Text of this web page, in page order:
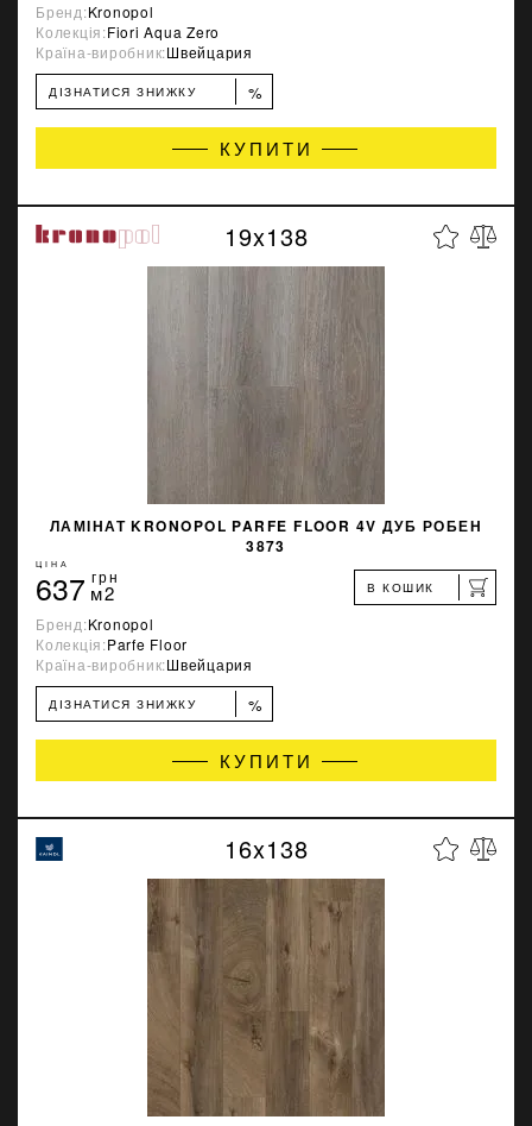
Бренд:Kronopol
Колекція:Fiori Aqua Zero
Країна-виробник:Швейцария
ДІЗНАТИСЯ ЗНИЖКУ %
КУПИТИ
19x138
ЛАМІНАТ KRONOPOL PARFE FLOOR 4V ДУБ РОБЕН
3873
ЦІНА
637 грн
м2 В КОШИК
Бренд:Kronopol
Колекція:Parfe Floor
Країна-виробник:Швейцария
ДІЗНАТИСЯ ЗНИЖКУ %
КУПИТИ
16x138